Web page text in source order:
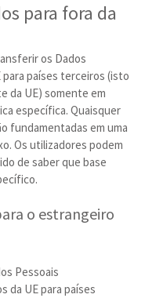
para fora da
os Dados
países terceiros (isto
da UE) somente em
específica. Quaisquer
fundamentadas em uma
Os utilizadores podem
de saber que base
o estrangeiro
Pessoais
da UE para países